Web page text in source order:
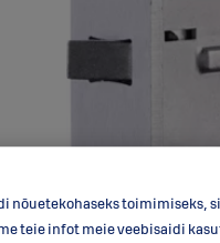
nõuetekohaseks toimimiseks,
teie infot meie veebisaidi